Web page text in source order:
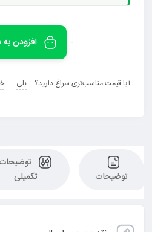
افزودن
آیا قیمت مناسب‌تری سراغ دارید؟ بلی
توضیحات
توضیحات
تکمیلی